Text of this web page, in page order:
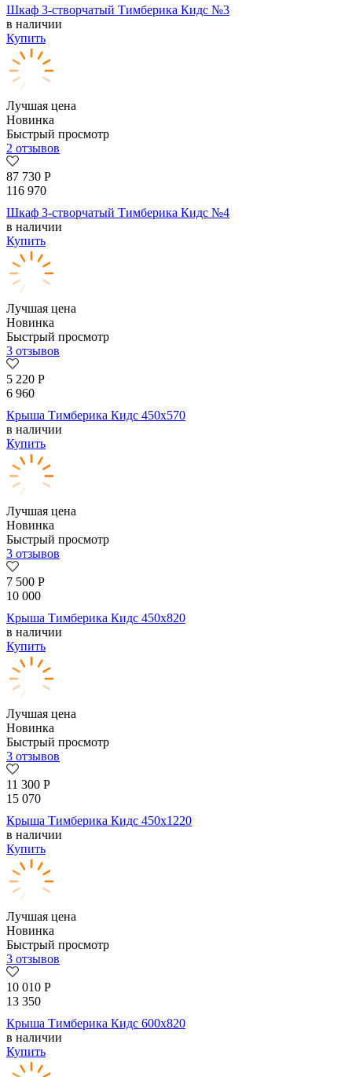
Шкаф 3-створчатый Тимберика Кидс №3
в наличии
Купить
Лучшая цена
Новинка
Быстрый просмотр
2 отзывов
87 730 Р
116 970
Шкаф 3-створчатый Тимберика Кидс №4
в наличии
Купить
Лучшая цена
Новинка
Быстрый просмотр
3 отзывов
5 220 Р
6 960
Крыша Тимберика Кидс 450х570
в наличии
Купить
Лучшая цена
Новинка
Быстрый просмотр
3 отзывов
7 500 Р
10 000
Крыша Тимберика Кидс 450х820
в наличии
Купить
Лучшая цена
Новинка
Быстрый просмотр
3 отзывов
11 300 Р
15 070
Крыша Тимберика Кидс 450х1220
в наличии
Купить
Лучшая цена
Новинка
Быстрый просмотр
3 отзывов
10 010 Р
13 350
Крыша Тимберика Кидс 600х820
в наличии
Купить